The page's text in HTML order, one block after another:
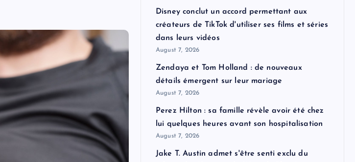
Disney conclut un accord permettant aux
créateurs de TikTok d'utiliser ses films et séries
dans leurs vidéos
August 7, 2026
Zendaya et Tom Holland : de nouveaux
détails émergent sur leur mariage
August 7, 2026
Perez Hilton : sa famille révèle avoir été chez
lui quelques heures avant son hospitalisation
August 7, 2026
Jake T. Austin admet s'être senti exclu du